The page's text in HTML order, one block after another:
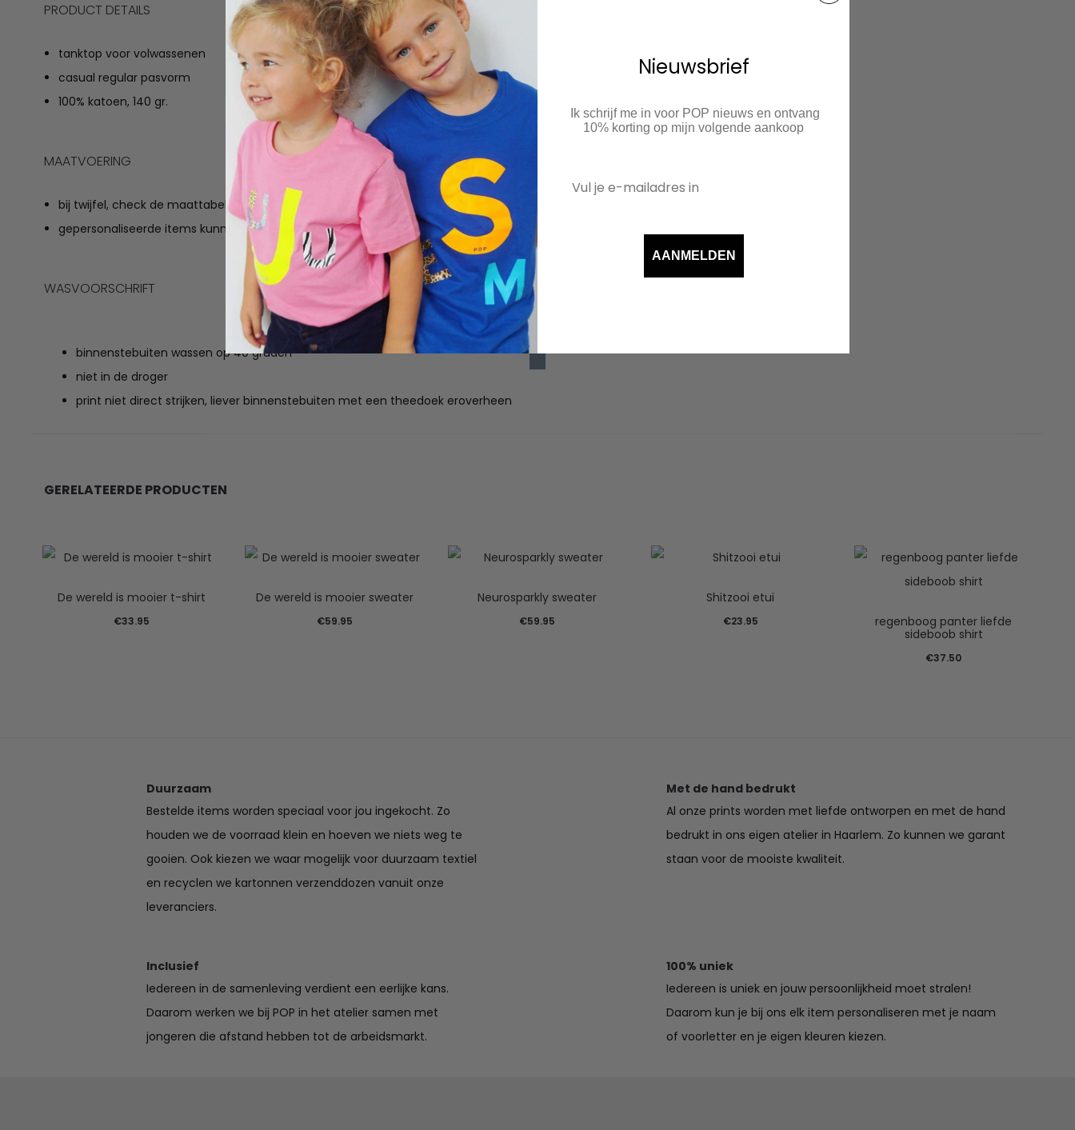
PRODUCT DETAILS
tanktop voor volwassenen
casual regular pasvorm
100% katoen, 140 gr.
MAATVOERING
bij twijfel, check de maattabel
gepersonaliseerde items kunnen niet geruild worden
WASVOORSCHRIFT
binnenstebuiten wassen op 40 graden
niet in de droger
print niet direct strijken, liever binnenstebuiten met een theedoek eroverheen
GERELATEERDE PRODUCTEN
De wereld is mooier t-shirt
€33.95
De wereld is mooier sweater
€59.95
Neurosparkly sweater
€59.95
Shitzooi etui
€23.95
regenboog panter liefde
sideboob shirt
€37.50
Duurzaam
Bestelde items worden speciaal voor jou ingekocht. Zo
houden we de voorraad klein en hoeven we niets weg te
gooien. Ook kiezen we waar mogelijk voor duurzaam textiel
en recyclen we kartonnen verzenddozen vanuit onze
leveranciers.
Met de hand bedrukt
Al onze prints worden met liefde ontworpen en met de hand
bedrukt in ons eigen atelier in Haarlem. Zo kunnen we garant
staan voor de mooiste kwaliteit.
Inclusief
Iedereen in de samenleving verdient een eerlijke kans.
Daarom werken we bij POP in het atelier samen met
jongeren die afstand hebben tot de arbeidsmarkt.
100% uniek
Iedereen is uniek en jouw persoonlijkheid moet stralen!
Daarom kun je bij ons elk item personaliseren met je naam
of voorletter en je eigen kleuren kiezen.
Nieuwsbrief
Ik schrijf me in voor POP nieuws en ontvang
10% korting op mijn volgende aankoop
AANMELDEN